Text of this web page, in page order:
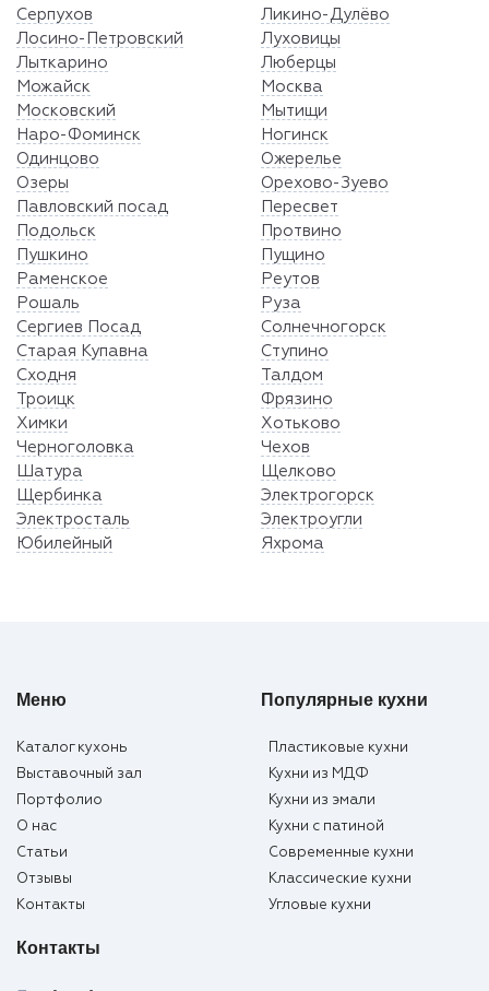
Серпухов
Ликино-Дулёво
Лосино-Петровский
Луховицы
Лыткарино
Люберцы
Можайск
Москва
Московский
Мытищи
Наро-Фоминск
Ногинск
Одинцово
Ожерелье
Озеры
Орехово-Зуево
Павловский посад
Пересвет
Подольск
Протвино
Пушкино
Пущино
Раменское
Реутов
Рошаль
Руза
Сергиев Посад
Солнечногорск
Старая Купавна
Ступино
Сходня
Талдом
Троицк
Фрязино
Химки
Хотьково
Черноголовка
Чехов
Шатура
Щелково
Щербинка
Электрогорск
Электросталь
Электроугли
Юбилейный
Яхрома
Меню
Каталог кухонь
Выставочный зал
Портфолио
О нас
Статьи
Отзывы
Контакты
Популярные кухни
Пластиковые кухни
Кухни из МДФ
Кухни из эмали
Кухни с патиной
Современные кухни
Классические кухни
Угловые кухни
Контакты